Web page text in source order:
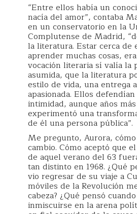
“Entre ellos había un
nacía del amor”, contaba
en un conservatorio en la
Complutense de Madrid,
la literatura. Estar cerca de
aprender muchas cosas,
vocación literaria sí valía la
asumida, que la literatura
estilo de vida, una entrega
apasionada. Ellos
intimidad, aunque años
experimentó una
de él una persona pública”.
Me pregunto, Aurora,
cambio. Cómo aceptó que
de aquel verano del 63
tan distinto en 1968. ¿Qué
vio regresar de su viaje a
móviles de la Revolución
cabeza? ¿Qué pensó
inmiscuirse en la arena